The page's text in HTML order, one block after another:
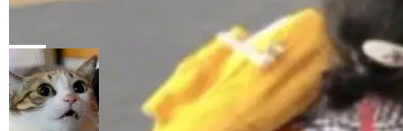
“智构可信·质创未来——AI原生时代的质量新范
式”为主题，直面AI从实验室走向规模化产业落地
的核心质量命题。会上，《2026智能研发生产力
工具选型手册》发布，Testin云测的Testin XAge
nt智能测试系统入选AI测试领域代表产品。对CI
O而言，这提示了一个转变：AI测试正在从效率
让非法状态不可表示：一篇关于 ADT
有一种东西，一旦用过就回不去了。Alex Fedos
eev 管它叫"软件设计的基石"。 他说的东西不新
鲜——代数数据类型（ADT），尤其是和类型
（sum type）。但他说清楚了一件事：这不是类
型系统的学术体操，是日常编码的思维方式。 文
局
Cloudflare 开源内部企业 AI 平台 Clou
dflare OS
Cloudflare 发布了一个开源项目 Cloudflare O